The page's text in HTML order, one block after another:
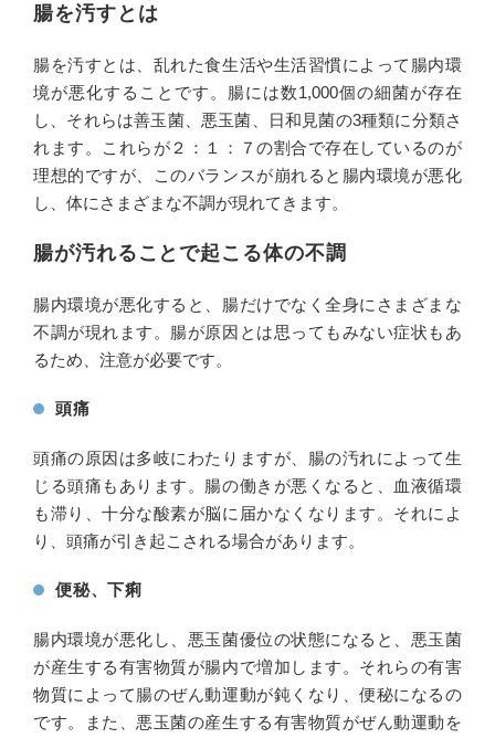
腸を汚すとは
腸を汚すとは、乱れた食生活や生活習慣によって腸内環
境が悪化することです。腸には数1,000個の細菌が存在
し、それらは善玉菌、悪玉菌、日和見菌の3種類に分類さ
れます。これらが２：１：７の割合で存在しているのが
理想的ですが、このバランスが崩れると腸内環境が悪化
し、体にさまざまな不調が現れてきます。
腸が汚れることで起こる体の不調
腸内環境が悪化すると、腸だけでなく全身にさまざまな
不調が現れます。腸が原因とは思ってもみない症状もあ
るため、注意が必要です。
頭痛
頭痛の原因は多岐にわたりますが、腸の汚れによって生
じる頭痛もあります。腸の働きが悪くなると、血液循環
も滞り、十分な酸素が脳に届かなくなります。それによ
り、頭痛が引き起こされる場合があります。
便秘、下痢
腸内環境が悪化し、悪玉菌優位の状態になると、悪玉菌
が産生する有害物質が腸内で増加します。それらの有害
物質によって腸のぜん動運動が鈍くなり、便秘になるの
です。また、悪玉菌の産生する有害物質がぜん動運動を